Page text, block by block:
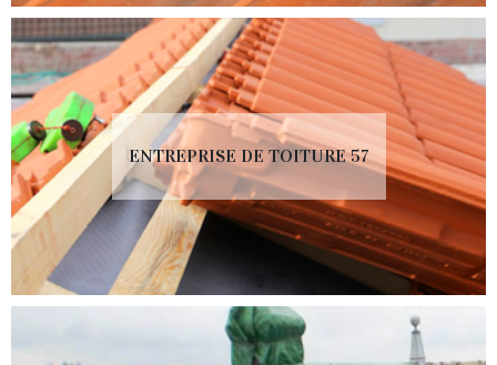
ENTREPRISE DE TOITURE 57